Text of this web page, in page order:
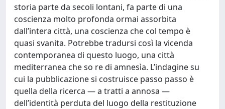
storia parte da secoli lontani, fa parte di una
coscienza molto profonda ormai assorbita
dall’intera città, una coscienza che col tempo è
quasi svanita. Potrebbe tradursi così la vicenda
contemporanea di questo luogo, una città
mediterranea che so re di amnesìa. L’indagine su
cui la pubblicazione si costruisce passo passo è
quella della ricerca — a tratti a annosa —
dell’identità perduta del luogo della restituzione